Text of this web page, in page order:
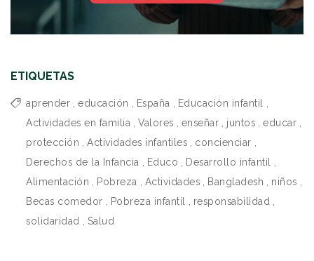
ETIQUETAS
aprender , educación , España , Educación infantil ,
Actividades en familia , Valores , enseñar , juntos , educar ,
protección , Actividades infantiles , concienciar ,
Derechos de la Infancia , Educo , Desarrollo infantil ,
Alimentación , Pobreza , Actividades , Bangladesh , niños ,
Becas comedor , Pobreza infantil , responsabilidad ,
solidaridad , Salud